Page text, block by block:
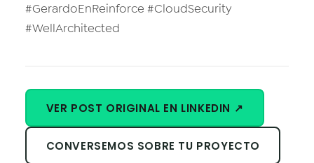
#GerardoEnReinforce #CloudSecurity
#WellArchitected
VER POST ORIGINAL EN LINKEDIN ↗
CONVERSEMOS SOBRE TU PROYECTO